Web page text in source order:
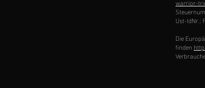
warrior-
Ust-IdNr.:
Die
finden